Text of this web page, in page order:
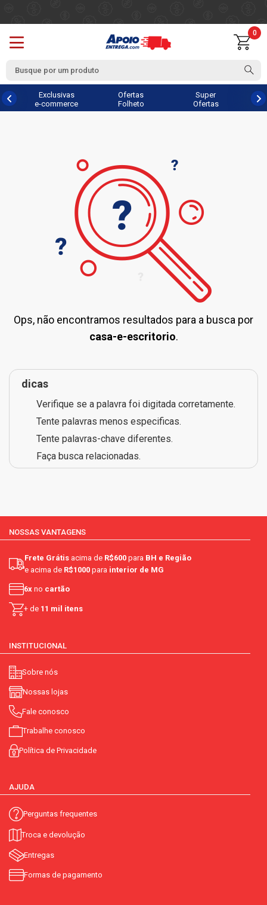
0
Exclusivas
e-commerce
Ofertas
Folheto
Super
Ofertas
Ops, não encontramos resultados para a busca por
casa-e-escritorio.
dicas
Verifique se a palavra foi digitada corretamente.
Tente palavras menos especificas.
Tente palavras-chave diferentes.
Faça busca relacionadas.
NOSSAS VANTAGENS
Frete Grátis acima de R$600 para BH e Região
e acima de R$1000 para interior de MG
6x no cartão
+ de 11 mil itens
INSTITUCIONAL
Sobre nós
Nossas lojas
Fale conosco
Trabalhe conosco
Política de Privacidade
AJUDA
Perguntas frequentes
Troca e devolução
Entregas
Formas de pagamento